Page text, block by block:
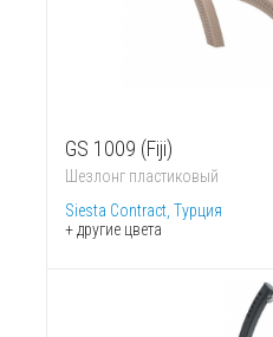
GS 1009 (Fiji)
Шезлонг пластиковый
Siesta Contract, Турция
+ другие цвета